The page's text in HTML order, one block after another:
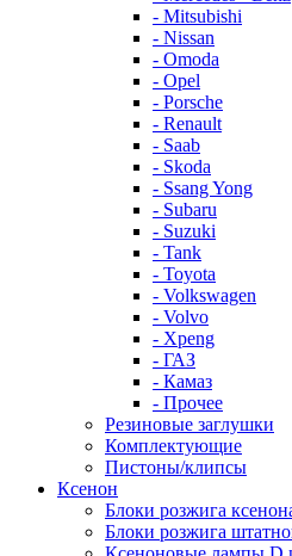
- Mitsubishi
- Nissan
- Omoda
- Opel
- Porsche
- Renault
- Saab
- Skoda
- Ssang Yong
- Subaru
- Suzuki
- Tank
- Toyota
- Volkswagen
- Volvo
- Xpeng
- ГАЗ
- Камаз
- Прочее
Резиновые заглушки
Комплектующие
Пистоны/клипсы
Ксенон
Блоки розжига
Блоки розжига